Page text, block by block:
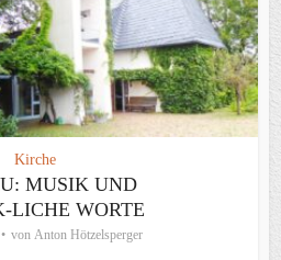
Kirche
MUSIK UND
LICHE WORTE
von Anton Hötzelsperger